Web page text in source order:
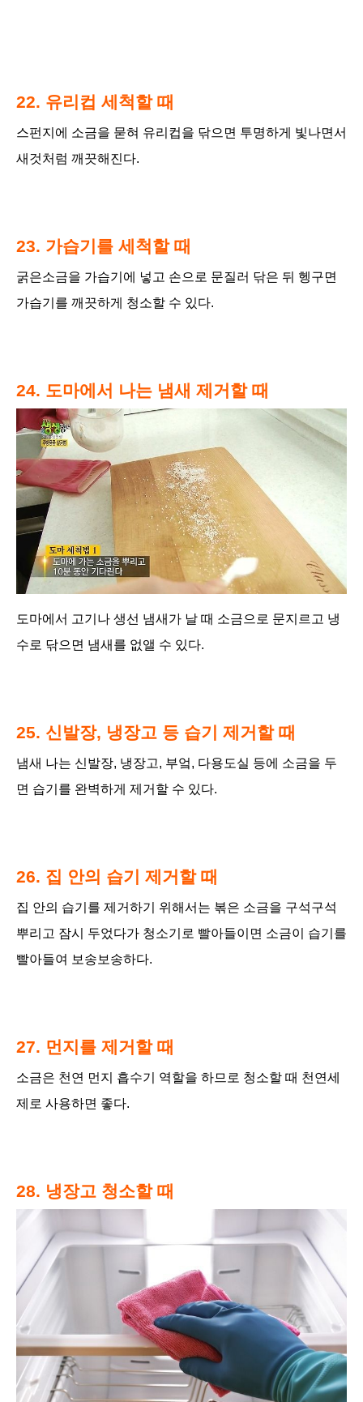
22. 유리컵 세척할 때
스펀지에 소금을 묻혀 유리컵을 닦으면 투명하게 빛나면서
새것처럼 깨끗해진다.
23. 가습기를 세척할 때
굵은소금을 가습기에 넣고 손으로 문질러 닦은 뒤 헹구면
가습기를 깨끗하게 청소할 수 있다.
24. 도마에서 나는 냄새 제거할 때
도마에서 고기나 생선 냄새가 날 때 소금으로 문지르고 냉
수로 닦으면 냄새를 없앨 수 있다.
25. 신발장, 냉장고 등 습기 제거할 때
냄새 나는 신발장, 냉장고, 부엌, 다용도실 등에 소금을 두
면 습기를 완벽하게 제거할 수 있다.
26. 집 안의 습기 제거할 때
집 안의 습기를 제거하기 위해서는 볶은 소금을 구석구석
뿌리고 잠시 두었다가 청소기로 빨아들이면 소금이 습기를
빨아들여 보송보송하다.
27. 먼지를 제거할 때
소금은 천연 먼지 흡수기 역할을 하므로 청소할 때 천연세
제로 사용하면 좋다.
28. 냉장고 청소할 때